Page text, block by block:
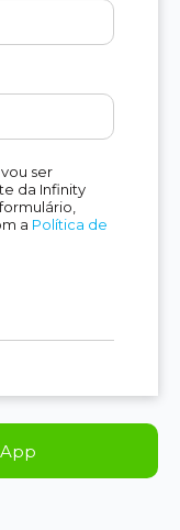
ser
da Infinity
a Política de